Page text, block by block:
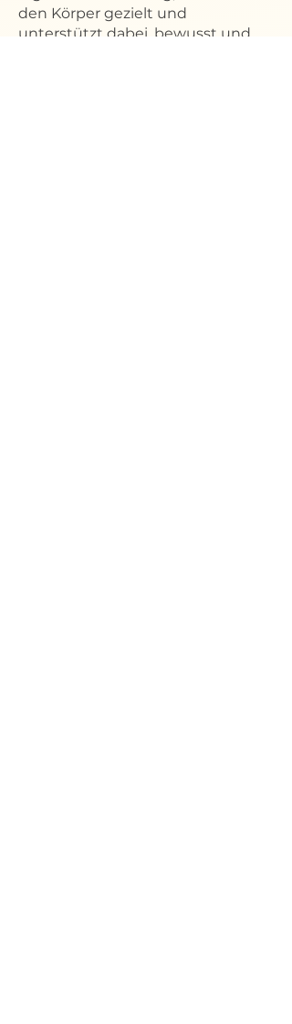
den Körper gezielt und
unterstützt dabei, bewusst und